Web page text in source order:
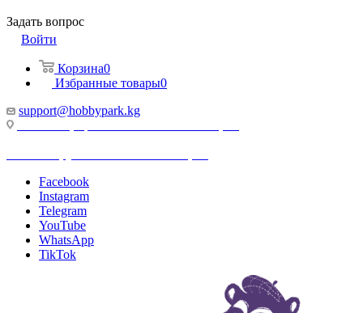
Задать вопрос
Войти
Корзина0
Избранные товары0
support@hobbypark.kg
Facebook
Instagram
Telegram
YouTube
WhatsApp
TikTok